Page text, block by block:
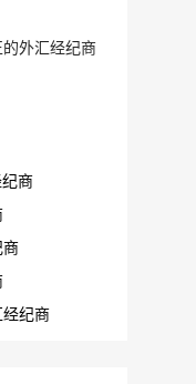
外汇经纪商
商
纪商